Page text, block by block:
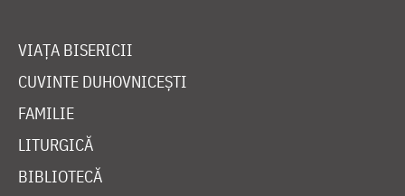
VIAȚA BISERICII
CUVINTE DUHOVNICEȘTI
FAMILIE
LITURGICĂ
BIBLIOTECĂ